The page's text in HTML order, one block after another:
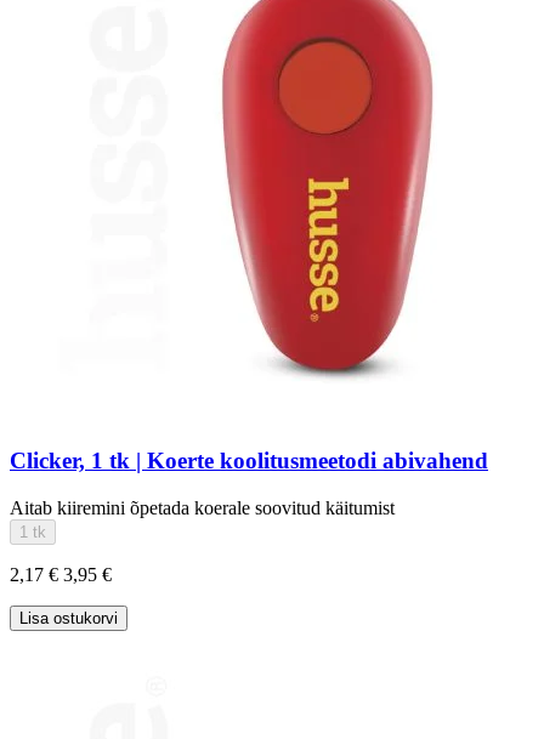
Clicker, 1 tk | Koerte koolitusmeetodi abivahend
Aitab kiiremini õpetada koerale soovitud käitumist
1 tk
2,17 € 3,95 €
Lisa ostukorvi